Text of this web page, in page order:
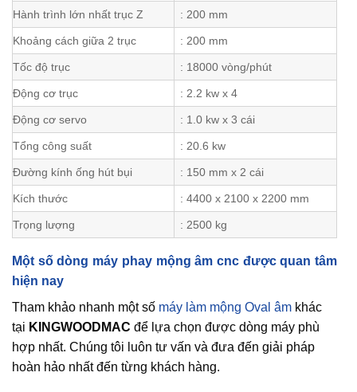
Hành trình lớn nhất trục Z : 200 mm
Khoảng cách giữa 2 trục : 200 mm
Tốc độ trục : 18000 vòng/phút
Động cơ trục : 2.2 kw x 4
Động cơ servo : 1.0 kw x 3 cái
Tổng công suất : 20.6 kw
Đường kính ống hút bụi : 150 mm x 2 cái
Kích thước : 4400 x 2100 x 2200 mm
Trọng lượng : 2500 kg
Một số dòng máy phay mộng âm cnc được quan tâm
hiện nay
Tham khảo nhanh một số máy làm mộng Oval âm khác
tại KINGWOODMAC để lựa chọn được dòng máy phù
hợp nhất. Chúng tôi luôn tư vấn và đưa đến giải pháp
hoàn hảo nhất đến từng khách hàng.